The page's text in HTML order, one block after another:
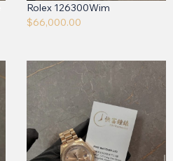
Rolex 126300Wim
$66,000.00